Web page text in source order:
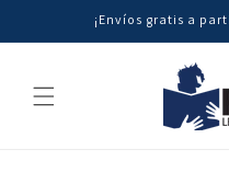
directamente
al contenido
¡Envíos gratis a